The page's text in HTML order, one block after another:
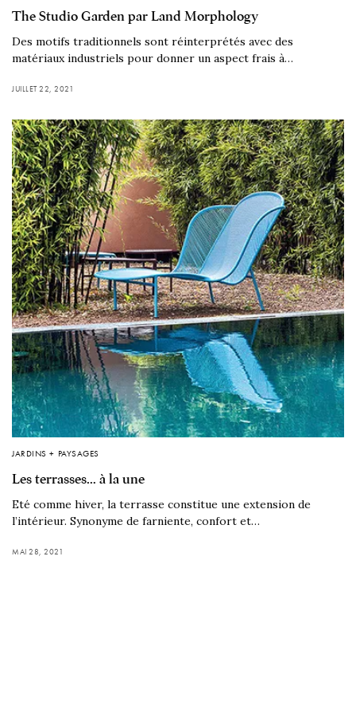
The Studio Garden par Land Morphology
Des motifs traditionnels sont réinterprétés avec des
matériaux industriels pour donner un aspect frais à…
JUILLET 22, 2021
JARDINS + PAYSAGES
Les terrasses… à la une
Eté comme hiver, la terrasse constitue une extension de
l’intérieur. Synonyme de farniente, confort et…
MAI 28, 2021